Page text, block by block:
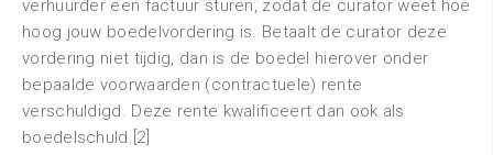
verhuurder een factuur sturen, zodat de curator weet hoe
hoog jouw boedelvordering is. Betaalt de curator deze
vordering niet tijdig, dan is de boedel hierover onder
bepaalde voorwaarden (contractuele) rente
verschuldigd. Deze rente kwalificeert dan ook als
boedelschuld.[2]